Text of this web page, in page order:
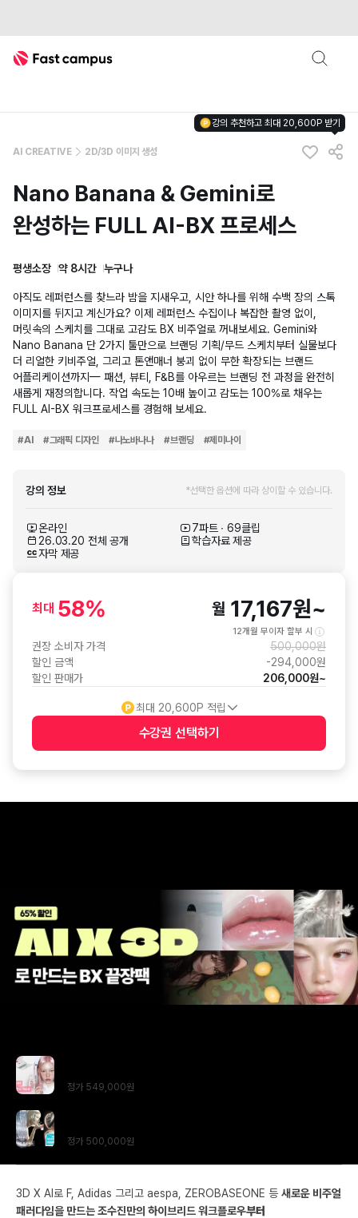
Fast Campus
AI CREATIVE 2D/3D 이미지 생성
강의 추천하고 최대 20,600P 받기
Nano Banana & Gemini로
완성하는 FULL AI-BX 프로세스
평생소장 약 8시간 누구나
아직도 레퍼런스를 찾느라 밤을 지새우고, 시안 하나를 위해 수백 장의 스톡
이미지를 뒤지고 계신가요? 이제 레퍼런스 수집이나 복잡한 촬영 없이,
머릿속의 스케치를 그대로 고감도 BX 비주얼로 꺼내보세요. Gemini와
Nano Banana 단 2가지 툴만으로 브랜딩 기획/무드 스케치부터 실물보다
더 리얼한 키비주얼, 그리고 톤앤매너 붕괴 없이 무한 확장되는 브랜드
어플리케이션까지— 패션, 뷰티, F&B를 아우르는 브랜딩 전 과정을 완전히
새롭게 재정의합니다. 작업 속도는 10배 높이고 감도는 100%로 채우는
FULL AI-BX 워크프로세스를 경험해 보세요.
#AI #그래픽 디자인 #나노바나나 #브랜딩 #제미나이
강의 정보 *선택한 옵션에 따라 상이할 수 있습니다.
온라인
7파트 ∙ 69클립
26.03.20 전체 공개
학습자료 제공
자막 제공
최대 58% 월 17,167원~
12개월 무이자 할부 시
권장 소비자 가격 500,000원
할인 금액
-294,000원
할인 판매가
206,000원~
최대 20,600P 적립
수강권 선택하기
정가 549,000원
스
정가 500,000원
3D X AI로 F, Adidas 그리고 aespa, ZEROBASEONE 등 새로운 비주얼
패러다임을 만드는 조수진만의 하이브리드 워크플로우부터